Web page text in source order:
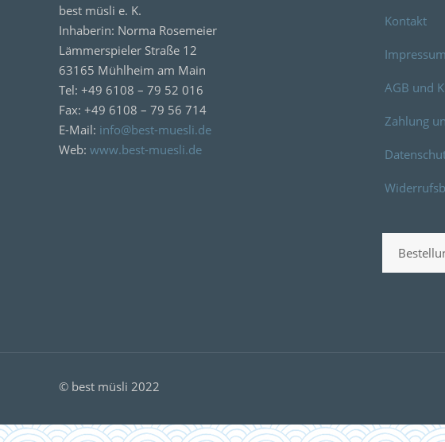
best müsli e. K.
Inhaberin: Norma Rosemeier
Lämmerspieler Straße 12
63165 Mühlheim am Main
Tel: +49 6108 – 79 52 016
Fax: +49 6108 – 79 56 714
E-Mail: info@best-muesli.de
Web: www.best-muesli.de
Kontakt
Impressum
AGB und
Zahlung
© best müsli 2022